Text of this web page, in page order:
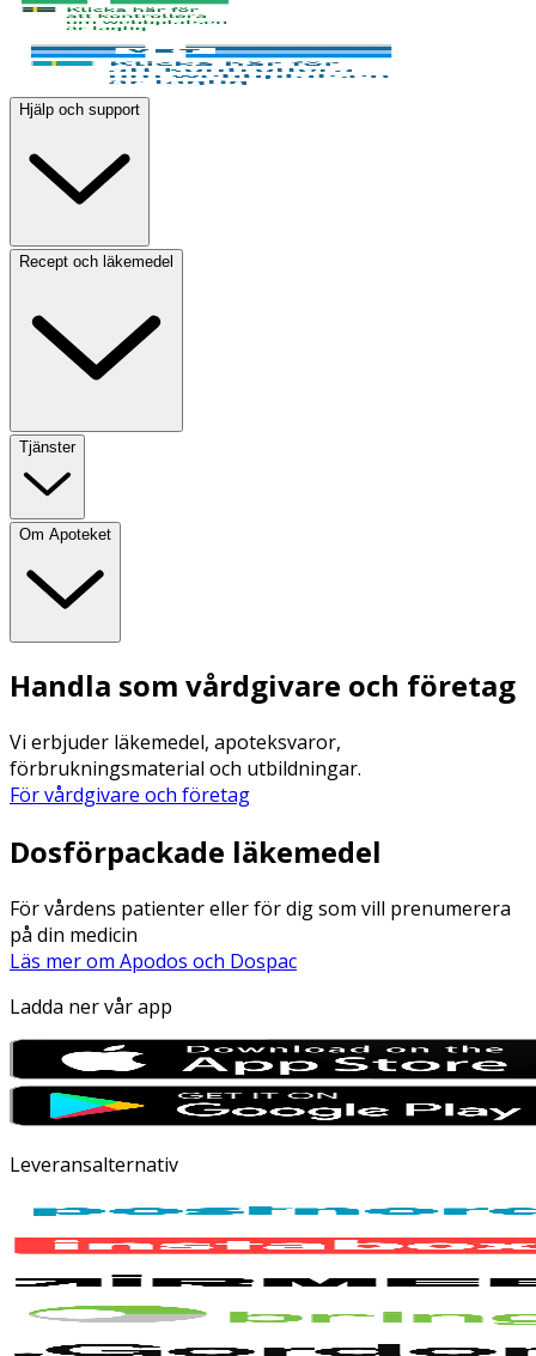
Hjälp och support
Recept och läkemedel
Tjänster
Om Apoteket
Handla som vårdgivare och företag
Vi erbjuder läkemedel, apoteksvaror,
förbrukningsmaterial och utbildningar.
För vårdgivare och företag
Dosförpackade läkemedel
För vårdens patienter eller för dig som vill prenumerera
på din medicin
Läs mer om Apodos och Dospac
Ladda ner vår app
Leveransalternativ